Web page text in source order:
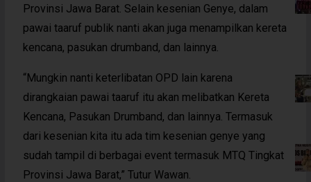
Provinsi Jawa Barat. Selain kesenian Genye, dalam
pawai taaruf publik nanti akan juga menampilkan kereta
kencana, pasukan drumband, dan lainnya.
“Mungkin nanti keterlibatan OPD lain karena
dirangkaian pawai taaruf itu akan melibatkan Kereta
Kencana, Pasukan Drumband, dan lainnya. Termasuk
dari kesenian kita itu ada tim kesenian genye yang
sudah tampil di berbagai event termasuk MTQ Tingkat
Provinsi Jawa Barat,” Tutur Wawan.